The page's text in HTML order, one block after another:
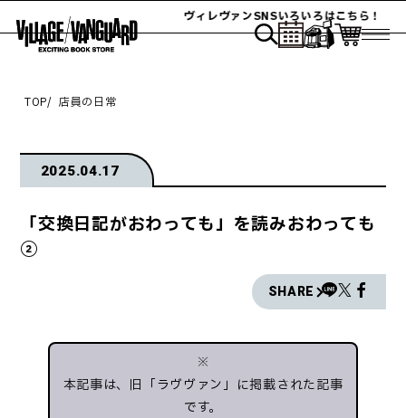
ヴィレヴァンSNSいろいろはこちら！
TOP 店員の日常
2025.04.17
「交換日記がおわっても」を読みおわっても
②
SHARE
※
本記事は、旧「ラヴヴァン」に掲載された記事
です。